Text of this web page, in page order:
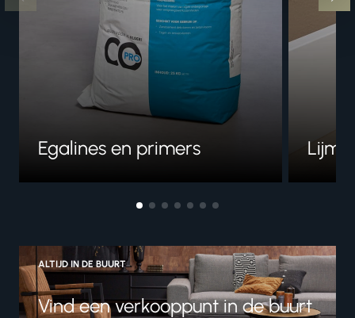
Egalines en primers
ALTIJD IN DE BUURT
Vind een verkooppunt in de buurt